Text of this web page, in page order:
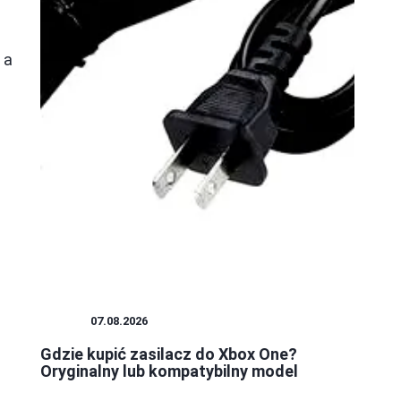
07.08.2026
Gdzie kupić zasilacz do Xbox One?
Oryginalny lub kompatybilny model